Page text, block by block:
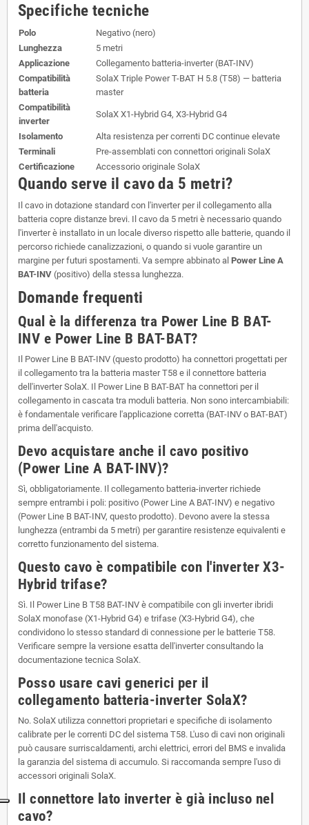
Specifiche tecniche
Polo
Negativo (nero)
Lunghezza
5 metri
Applicazione
Collegamento batteria-inverter (BAT-INV)
Compatibilità
batteria
SolaX Triple Power T-BAT H 5.8 (T58) — batteria
master
Compatibilità
inverter
SolaX X1-Hybrid G4, X3-Hybrid G4
Isolamento
Alta resistenza per correnti DC continue elevate
Terminali
Pre-assemblati con connettori originali SolaX
Certificazione
Accessorio originale SolaX
Quando serve il cavo da 5 metri?
Il cavo in dotazione standard con l'inverter per il collegamento alla
batteria copre distanze brevi. Il cavo da 5 metri è necessario quando
l'inverter è installato in un locale diverso rispetto alle batterie, quando il
percorso richiede canalizzazioni, o quando si vuole garantire un
margine per futuri spostamenti. Va sempre abbinato al Power Line A
BAT-INV (positivo) della stessa lunghezza.
Domande frequenti
Qual è la differenza tra Power Line B BAT-
INV e Power Line B BAT-BAT?
Il Power Line B BAT-INV (questo prodotto) ha connettori progettati per
il collegamento tra la batteria master T58 e il connettore batteria
dell'inverter SolaX. Il Power Line B BAT-BAT ha connettori per il
collegamento in cascata tra moduli batteria. Non sono intercambiabili:
è fondamentale verificare l'applicazione corretta (BAT-INV o BAT-BAT)
prima dell'acquisto.
Devo acquistare anche il cavo positivo
(Power Line A BAT-INV)?
Sì, obbligatoriamente. Il collegamento batteria-inverter richiede
sempre entrambi i poli: positivo (Power Line A BAT-INV) e negativo
(Power Line B BAT-INV, questo prodotto). Devono avere la stessa
lunghezza (entrambi da 5 metri) per garantire resistenze equivalenti e
corretto funzionamento del sistema.
Questo cavo è compatibile con l'inverter X3-
Hybrid trifase?
Sì. Il Power Line B T58 BAT-INV è compatibile con gli inverter ibridi
SolaX monofase (X1-Hybrid G4) e trifase (X3-Hybrid G4), che
condividono lo stesso standard di connessione per le batterie T58.
Verificare sempre la versione esatta dell'inverter consultando la
documentazione tecnica SolaX.
Posso usare cavi generici per il
collegamento batteria-inverter SolaX?
No. SolaX utilizza connettori proprietari e specifiche di isolamento
calibrate per le correnti DC del sistema T58. L'uso di cavi non originali
può causare surriscaldamenti, archi elettrici, errori del BMS e invalida
la garanzia del sistema di accumulo. Si raccomanda sempre l'uso di
accessori originali SolaX.
Il connettore lato inverter è già incluso nel
cavo?